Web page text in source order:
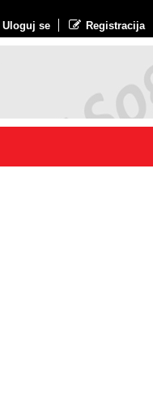
Uloguj se
Registracija